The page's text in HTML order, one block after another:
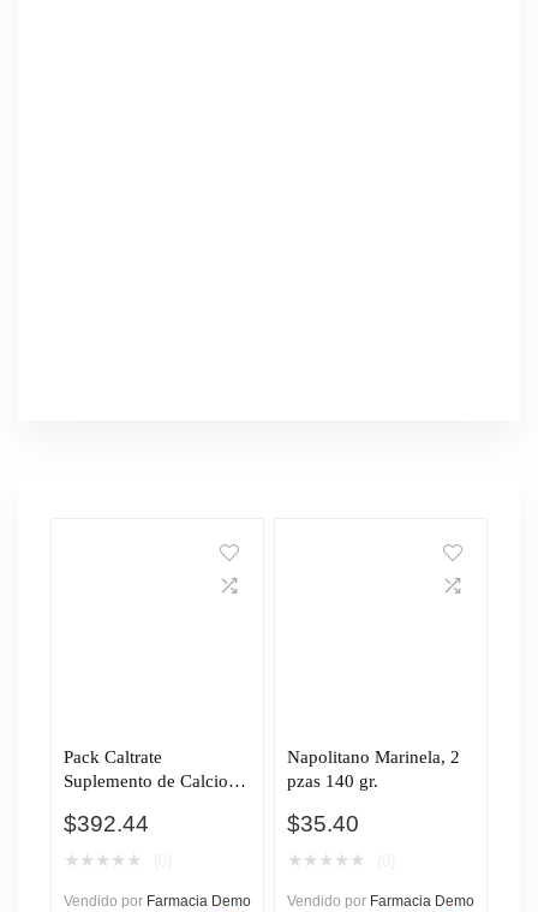
Pack Caltrate
Suplemento de Calcio
Precio Especial, 60
Tabletas + 30 Tabletas.
$392.44
★ ★ ★ ★ ★
Vendido por Farmacia Demo
Napolitano Marinela, 2
pzas 140 gr.
$35.40
★ ★ ★ ★ ★
Vendido por Farmacia Demo